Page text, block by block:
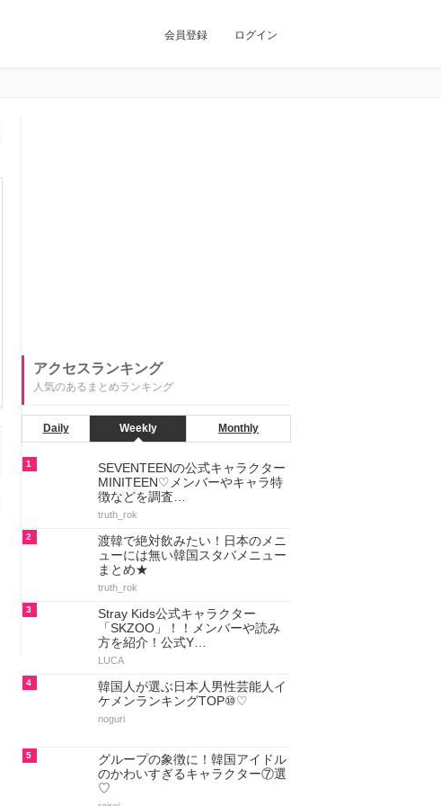
会員登録 ログイン
アクセスランキング
人気のあるまとめランキング
Daily Weekly Monthly
1
SEVENTEENの公式キャラクター
MINITEEN♡メンバーやキャラ特
徴などを調査…
truth_rok
2
渡韓で絶対飲みたい！日本のメニ
ューには無い韓国スタバメニュー
まとめ★
truth_rok
3
Stray Kids公式キャラクター
「SKZOO」！！メンバーや読み
方を紹介！公式Y…
LUCA
4
韓国人が選ぶ日本人男性芸能人イ
ケメンランキングTOP⑩♡
noguri
5
グループの象徴に！韓国アイドル
のかわいすぎるキャラクター⑦選
♡